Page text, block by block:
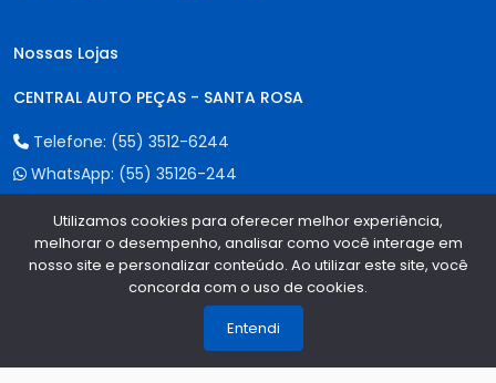
Nossas Lojas
CENTRAL AUTO PEÇAS - SANTA ROSA
Telefone: (55) 3512-6244
WhatsApp: (55) 35126-244
CENTRAL AUTO PEÇAS - IJUÍ
Telefone:(55) 3333-6244
(55) 35126-244
Utilizamos cookies para oferecer melhor experiência,
melhorar o desempenho, analisar como você interage em
nosso site e personalizar conteúdo. Ao utilizar este site, você
concorda com o uso de cookies.
Entendi